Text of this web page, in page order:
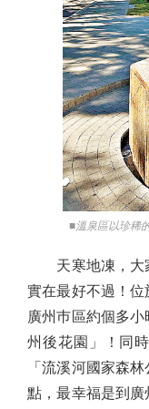
■溫泉區以珍稀
天寒地凍，大
實在最好不過！
廣州巿區約個多
州後花園」！同
「流溪河國家森
點，最幸福是到廣